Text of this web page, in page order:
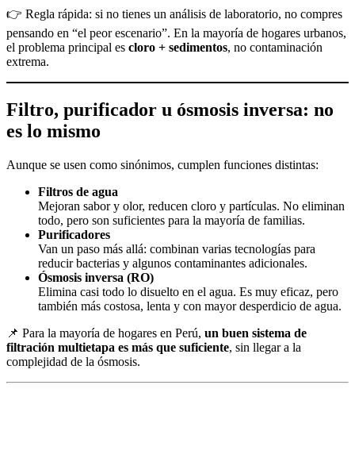
👉 Regla rápida: si no tienes un análisis de laboratorio, no compres
pensando en “el peor escenario”. En la mayoría de hogares urbanos,
el problema principal es cloro + sedimentos, no contaminación
extrema.
Filtro, purificador u ósmosis inversa: no
es lo mismo
Aunque se usen como sinónimos, cumplen funciones distintas:
Filtros de agua
Mejoran sabor y olor, reducen cloro y partículas. No eliminan
todo, pero son suficientes para la mayoría de familias.
Purificadores
Van un paso más allá: combinan varias tecnologías para
reducir bacterias y algunos contaminantes adicionales.
Ósmosis inversa (RO)
Elimina casi todo lo disuelto en el agua. Es muy eficaz, pero
también más costosa, lenta y con mayor desperdicio de agua.
📌 Para la mayoría de hogares en Perú, un buen sistema de
filtración multietapa es más que suficiente, sin llegar a la
complejidad de la ósmosis.